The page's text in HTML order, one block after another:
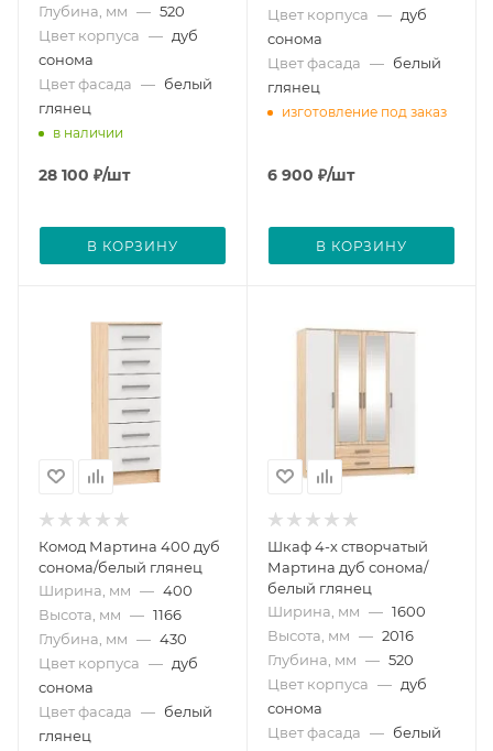
Глубина, мм — 520
Цвет корпуса — дуб
сонома
Цвет фасада — белый
глянец
в наличии
28 100 ₽/шт
В КОРЗИНУ
Цвет корпуса — дуб
сонома
Цвет фасада — белый
глянец
изготовление под заказ
6 900 ₽/шт
В КОРЗИНУ
Комод Мартина 400 дуб
сонома/белый глянец
Ширина, мм — 400
Высота, мм — 1166
Глубина, мм — 430
Цвет корпуса — дуб
сонома
Цвет фасада — белый
глянец
Шкаф 4-х створчатый
Мартина дуб сонома/
белый глянец
Ширина, мм — 1600
Высота, мм — 2016
Глубина, мм — 520
Цвет корпуса — дуб
сонома
Цвет фасада — белый